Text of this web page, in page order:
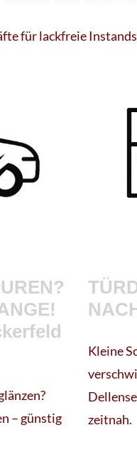
für lackfreie
– günstig
Kleine
zeitnah.